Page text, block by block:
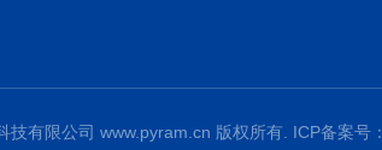
有限公司 www.pyram.cn 版权所有. ICP备案号：